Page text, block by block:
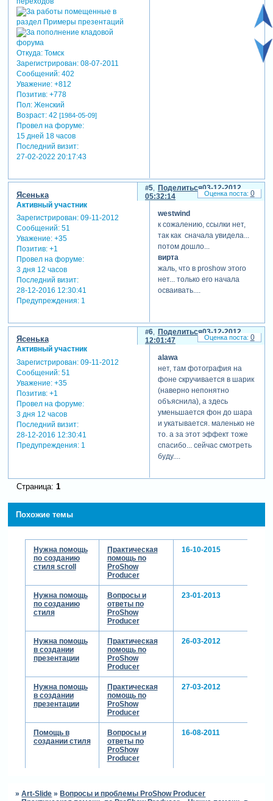
Откуда:Томск
Зарегистрирован: 08-07-2011
Сообщений:402
Уважение: +812
Позитив: +778
Пол:Женский
Возраст:42 [1984-05-09]
Провел на форуме:
15 дней 18 часов
Последний визит:
27-02-2022 20:17:43
Поделиться
5
03-12-2012
05:32:14
Ясенька
Активный участник
Зарегистрирован: 09-11-2012
Сообщений:51
Уважение: +35
Позитив: +1
Провел на форуме:
3 дня 12 часов
Последний визит:
28-12-2016 12:30:41
Предупреждения:1
westwind
к сожалению, ссылки нет,
так как сначала увидела...
потом дошло...
вирта
жаль, что в proshow этого
нет... только его начала
осваивать....
0
Поделиться
6
03-12-2012
12:01:47
Ясенька
Активный участник
Зарегистрирован: 09-11-2012
Сообщений:51
Уважение: +35
Позитив: +1
Провел на форуме:
3 дня 12 часов
Последний визит:
28-12-2016 12:30:41
Предупреждения:1
alawa
нет, там фотография на
фоне скручивается в шарик
(наверно непонятно
объяснила), а здесь
уменьшается фон до шара
и укатывается. маленько не
то. а за этот эффект тоже
спасибо... сейчас смотреть
буду....
0
Страница: 1
Похожие темы
Нужна помощь
по созданию
стиля scroll
Практическая
помощь по
ProShow
Producer
16-10-2015
Нужна помощь
по созданию
стиля
Вопросы и
ответы по
ProShow
Producer
23-01-2013
Нужна помощь
в создании
презентации
Практическая
помощь по
ProShow
Producer
26-03-2012
Нужна помощь
в создании
презентации
Практическая
помощь по
ProShow
Producer
27-03-2012
Помощь в
создании стиля
Вопросы и
ответы по
ProShow
Producer
16-08-2011
»Art-Slide »Вопросы и проблемы ProShow Producer